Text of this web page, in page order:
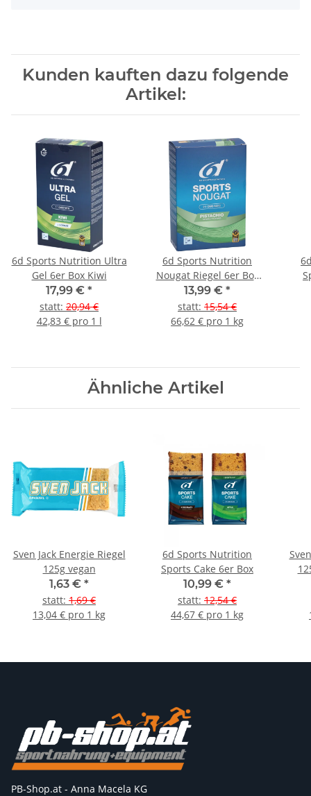
Kunden kauften dazu folgende
Artikel:
6d Sports Nutrition Ultra
Gel 6er Box Kiwi
17,99 € *
statt: 20,94 €
42,83 € pro 1 l
6d Sports Nutrition
Nougat Riegel 6er Box
Pistazie
13,99 € *
statt: 15,54 €
66,62 € pro 1 kg
Ähnliche Artikel
Sven Jack Energie Riegel
125g vegan
1,63 € *
statt: 1,69 €
13,04 € pro 1 kg
6d Sports Nutrition
Sports Cake 6er Box
10,99 € *
statt: 12,54 €
44,67 € pro 1 kg
PB-Shop.at - Anna Macela KG